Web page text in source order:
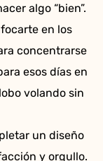
algo “bien”.
en los
concentrarse
esos días en
volando sin
un diseño
y orgullo.